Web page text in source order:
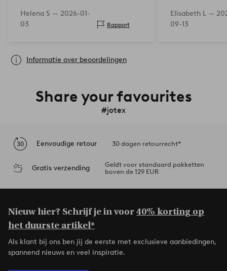
Helena S — 2026-01-
03
Rapport
vrij snel inzakt.
handig dat de
Elisabeth L —
09-13
Informatie over beoordelingen
Share your favourites
#jotex
Eenvoudige retour 30 dagen retourrecht*
Gratis verzending
Geldt voor standaard pakketten
boven de 129 EUR
Nieuw hier? Schrijf je in voor40% korting op
het duurste artikel*
Als klant bij ons ben jij de eerste met exclusieve aanbiedingen,
spannend nieuws en veel inspiratie.